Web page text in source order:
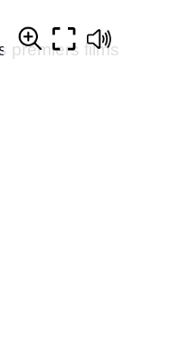
premiers films